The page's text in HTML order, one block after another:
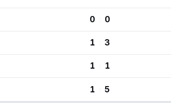
0 : 0
1 : 3
1 : 1
1 : 5